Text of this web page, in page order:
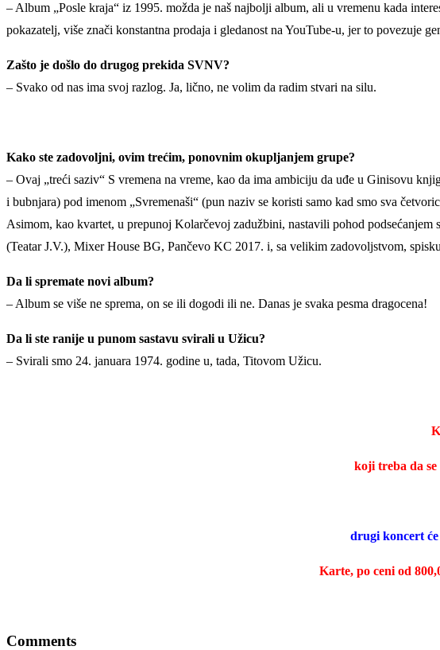
– Album „Posle kraja“ iz 1995. možda je naš najbolji album, ali u vremenu kada
pokazatelj, više znači konstantna prodaja i gledanost na YouTube-u, jer to povezuje
Zašto je došlo do drugog prekida SVNV?
– Svako od nas ima svoj razlog. Ja, lično, ne volim da radim stvari na silu.
Kako ste zadovoljni, ovim trećim, ponovnim okupljanjem grupe?
– Ovaj „treći saziv“ S vremena na vreme, kao da ima ambiciju da uđe u Ginisovu
i bubnjara) pod imenom „Svremenaši“ (pun naziv se koristi samo kad smo sva
Asimom, kao kvartet, u prepunoj Kolarčevoj zadužbini, nastavili pohod
(Teatar J.V.), Mixer House BG, Pančevo KC 2017. i, sa velikim zadovoljstvom,
Da li spremate novi album?
– Album se više ne sprema, on se ili dogodi ili ne. Danas je svaka pesma dragocena!
Da li ste ranije u punom sastavu svirali u Užicu?
– Svirali smo 24. januara 1974. godine u, tada, Titovom Užicu.
koji treba da
drugi koncert
Karte, po ceni od
Comments